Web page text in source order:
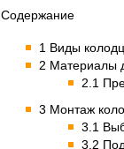
Содержание
1 Виды
2 Материалы
2.1
3 Монтаж
3.1
3.2